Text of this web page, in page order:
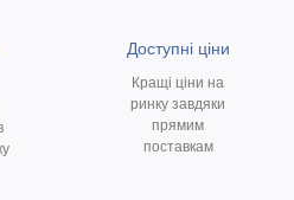
Доступні ціни
Кращі ціни на
ринку завдяки
прямим
поставкам